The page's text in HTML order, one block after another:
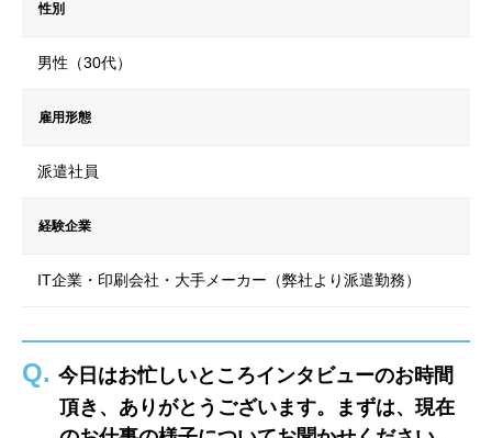
性別
男性（30代）
雇用形態
派遣社員
経験企業
IT企業・印刷会社・大手メーカー（弊社より派遣勤務）
Q. 今日はお忙しいところインタビューのお時間
頂き、ありがとうございます。まずは、現在